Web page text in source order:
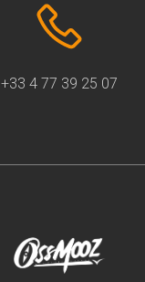
+33 4 77 39 25 07